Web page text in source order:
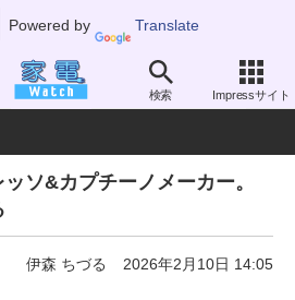
Powered by Translate
検索 Impressサイト
キッチン家電 コーヒーメーカー
ソ&カプチーノメーカー。
伊森 ちづる 2026年2月10日 14:05